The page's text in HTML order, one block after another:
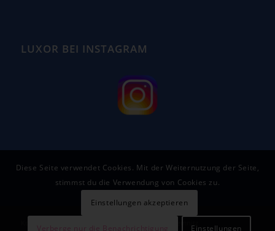
LUXOR BEI INSTAGRAM
Diese Seite verwendet Cookies. Mit der Weiternutzung der Seite,
stimmst du die Verwendung von Cookies zu.
Einstellungen akzeptieren
Verberge nur die Benachrichtigung Einstellungen